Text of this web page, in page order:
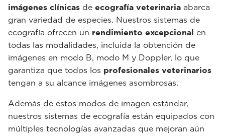
imágenes clínicas de ecografía veterinaria abarca
gran variedad de especies. Nuestros sistemas de
ecografía ofrecen un rendimiento excepcional en
todas las modalidades, incluida la obtención de
imágenes en modo B, modo M y Doppler, lo que
garantiza que todos los profesionales veterinarios
tengan a su alcance imágenes asombrosas.
Además de estos modos de imagen estándar,
nuestros sistemas de ecografía están equipados con
múltiples tecnologías avanzadas que mejoran aún